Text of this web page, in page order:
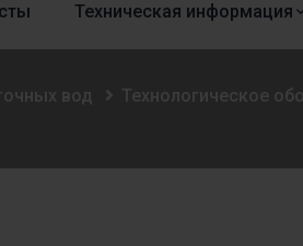
Техническая информация
вод
Технологическое